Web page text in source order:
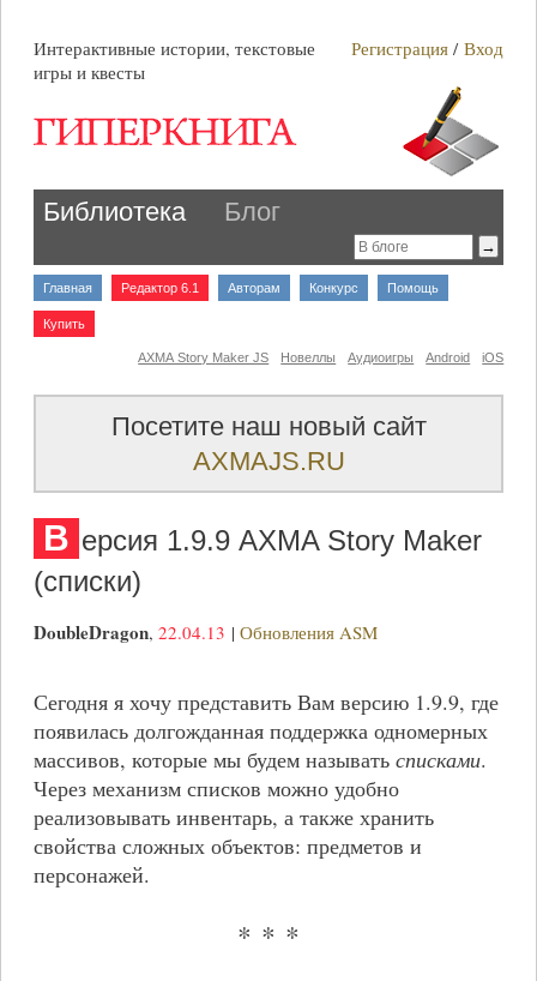
Интерактивные истории, текстовые
игры и квесты
Регистрация /Вход
Библиотека Блог
Главная Редактор 6.1 Авторам Конкурс Помощь
Купить
iOS
Android
Аудиоигры
Новеллы
AXMA Story Maker JS
Посетите наш новый сайт
AXMAJS.RU
В ерсия 1.9.9 AXMA Story Maker
(списки)
DoubleDragon, 22.04.13 | Обновления ASM
Сегодня я хочу представить Вам версию 1.9.9, где
появилась долгожданная поддержка одномерных
массивов, которые мы будем называть списками.
Через механизм списков можно удобно
реализовывать инвентарь, а также хранить
свойства сложных объектов: предметов и
персонажей.
* * *